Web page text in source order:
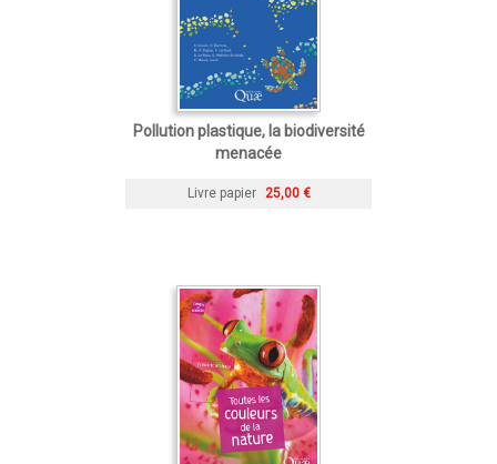
Pollution plastique, la biodiversité
menacée
Livre papier 25,00 €